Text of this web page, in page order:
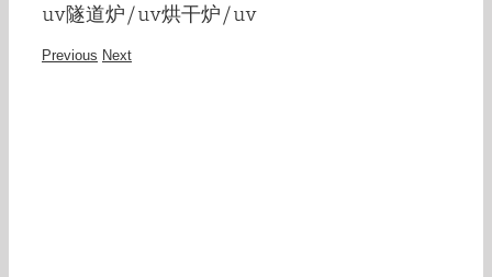
uv隧道炉/uv烘干炉/uv
Previous Next